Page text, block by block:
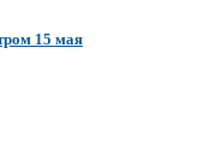
15 мая